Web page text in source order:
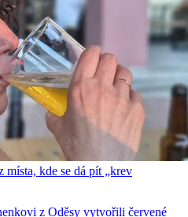
kde se dá pít „krev
z Oděsy vytvořili červené